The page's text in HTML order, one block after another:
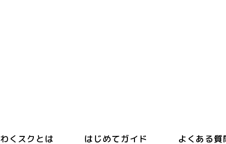
わくスクとは はじめてガイド よくある質